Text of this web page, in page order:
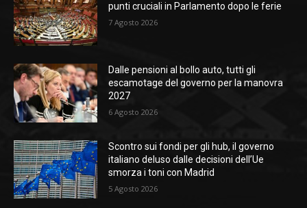
punti cruciali in Parlamento dopo le ferie
7 Agosto 2026
Dalle pensioni al bollo auto, tutti gli
escamotage del governo per la manovra
2027
6 Agosto 2026
Scontro sui fondi per gli hub, il governo
italiano deluso dalle decisioni dell’Ue
smorza i toni con Madrid
5 Agosto 2026